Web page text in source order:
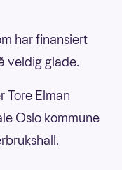
har finansiert
veldig glade.
Tore Elman
Oslo kommune